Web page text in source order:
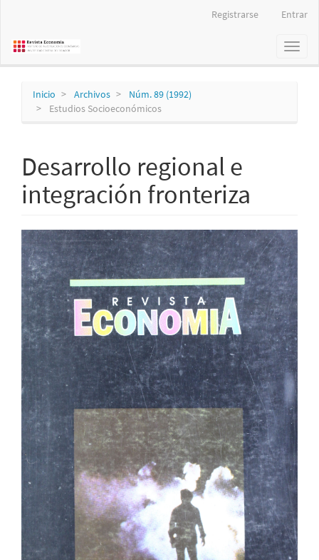
principal
Registrarse Entrar
Toggle
Inicio Archivos
Núm. 89 (1992)
Estudios Socioeconómicos
Desarrollo regional e
integración fronteriza
Barra
lateral
del
artículo